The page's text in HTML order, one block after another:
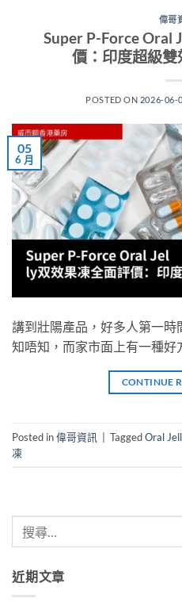
偉哥
Super P-Force Oral
價：印度超級雙
POSTED ON 2026-06-
05
6 月
講到壯陽產品，好多人第一
知唔知，而家市面上有一種
CONTINUE
Posted in偉哥資訊 | TaggedOral
凍
近期文章